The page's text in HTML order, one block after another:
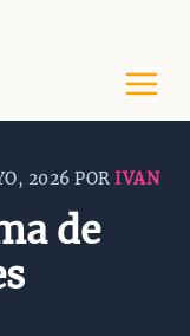
2026 POR IVAN
de